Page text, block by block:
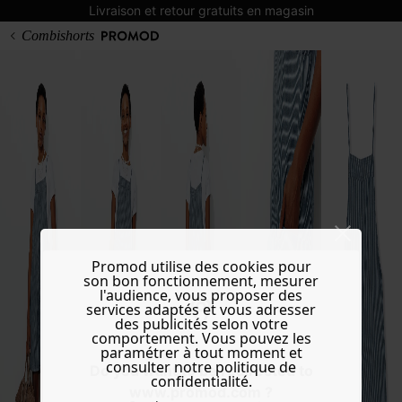
Livraison et retour gratuits en magasin
Do you want to be redirected to
www.promod.com ?
Combishorts
Promod utilise des cookies pour
son bon fonctionnement, mesurer
l'audience, vous proposer des
services adaptés et vous adresser
des publicités selon votre
comportement. Vous pouvez les
paramétrer à tout moment et
consulter notre politique de
confidentialité.